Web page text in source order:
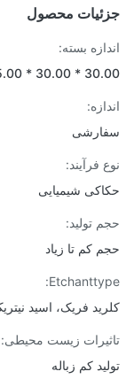
محصول
بسته:
5.00 سانتی متر
فرآیند:
شیمیایی
تولید:
کم تا زیاد
فریک، اسید نیتریک،
زیست محیطی:
کم زباله